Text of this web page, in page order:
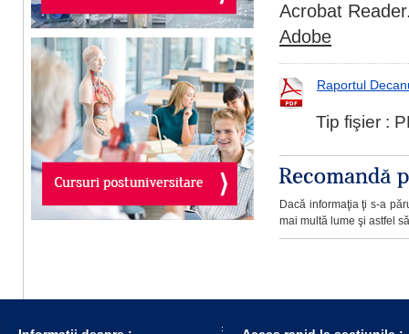
Acrobat
Adobe
Raportul
Tip fişier :
Dacă informaţia ţi s-a
mai multă lume şi astfel